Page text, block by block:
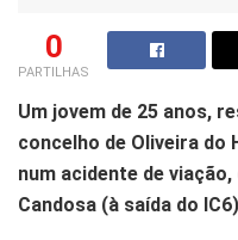
0
PARTILHAS
Um jovem de 25 anos,
concelho de Oliveira do
num acidente de
Candosa (à saída do